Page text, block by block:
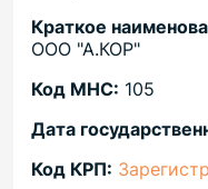
Краткое
ООО "А.КОР"
Код МНС: 105
Дата
Код КРП: